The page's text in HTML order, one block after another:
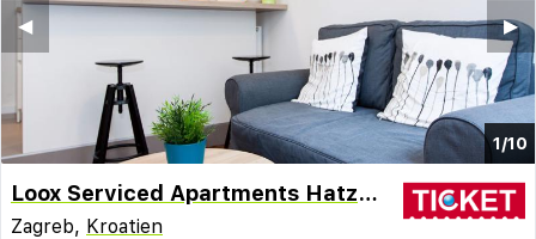
1/10
▶︎
◀︎
Loox Serviced Apartments Hatzova
Zagreb, Kroatien